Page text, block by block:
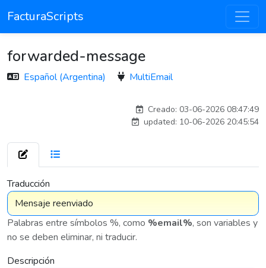
FacturaScripts
forwarded-message
Español (Argentina) MultiEmail
Creado: 03-06-2026 08:47:49
updated: 10-06-2026 20:45:54
Traducción
Palabras entre símbolos %, como %email%, son variables y
no se deben eliminar, ni traducir.
Descripción